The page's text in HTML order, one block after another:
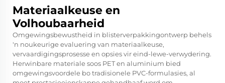
Materiaalkeuse en
Volhoubaarheid
Omgewingsbewustheid in blisterverpakkingontwerp behels
'n noukeurige evaluering van materiaalkeuse,
vervaardigingsprosesse en opsies vir eind-lewe-verwydering.
Herwinbare materiale soos PET en aluminium bied
omgewingsvoordele bo tradisionele PVC-formulasies, al